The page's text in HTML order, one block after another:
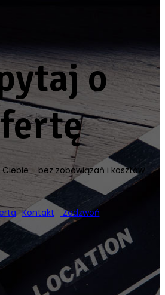
o
- bez zobowiązań i kosztów
Kontakt Zadzwoń